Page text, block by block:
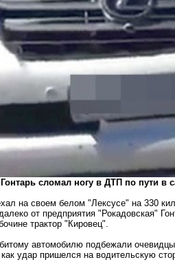
сломал ногу в ДТП по пути в
на своем белом "Лексусе" на 330
от предприятия "Рокадовская"
трактор "Кировец".
автомобилю подбежали
удар пришелся на водительскую